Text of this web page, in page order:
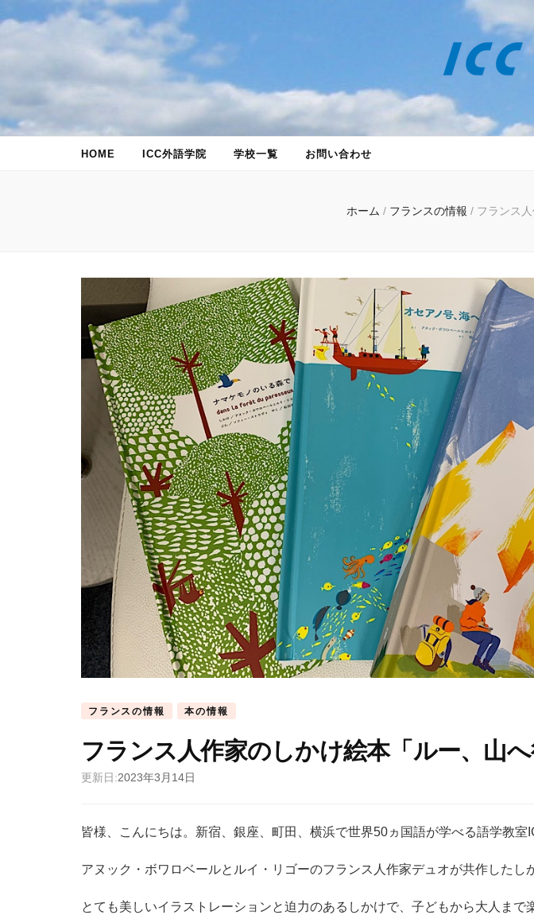
世界50ヵ国語 ICC
世界50ヵ国語の言語が学べるアットホームで、フレキシブルな語学学校 ICC外語学院がお届けする 世
HOME ICC外語学院 学校一覧 お問い合わせ
ホーム / フランスの情報 / フランス
フランスの情報 本の情報
フランス人作家のしかけ絵本「ルー、山へ
更新日:2023年3月14日
皆様、こんにちは。新宿、銀座、町田、横浜で世界50ヵ国語が学べる語学教室
アヌック・ボワロベールとルイ・リゴーのフランス人作家デュオが共作したし
とても美しいイラストレーションと迫力のあるしかけで、子どもから大人まで